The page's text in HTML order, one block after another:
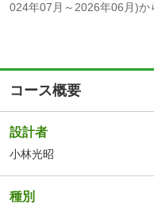
024年07月～2026年06月)か
コース概要
設計者
小林光昭
種別